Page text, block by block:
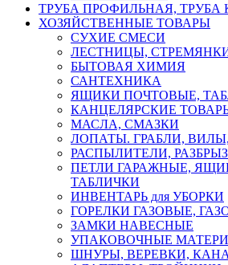
ТРУБА ПРОФИЛЬНАЯ, ТРУБА
ХОЗЯЙСТВЕННЫЕ ТОВАРЫ
СУХИЕ СМЕСИ
ЛЕСТНИЦЫ,
БЫТОВАЯ ХИМИЯ
САНТЕХНИКА
ЯЩИКИ ПОЧТОВЫЕ,
КАНЦЕЛЯРСКИЕ
МАСЛА, СМАЗКИ
ЛОПАТЫ. ГРАБЛИ,
РАСПЫЛИТЕЛИ,
ПЕТЛИ ГАРАЖНЫЕ,
ТАБЛИЧКИ
ИНВЕНТАРЬ для УБОРКИ
ГОРЕЛКИ ГАЗОВЫЕ,
ЗАМКИ НАВЕСНЫЕ
УПАКОВОЧНЫЕ
ШНУРЫ, ВЕРЕВКИ,